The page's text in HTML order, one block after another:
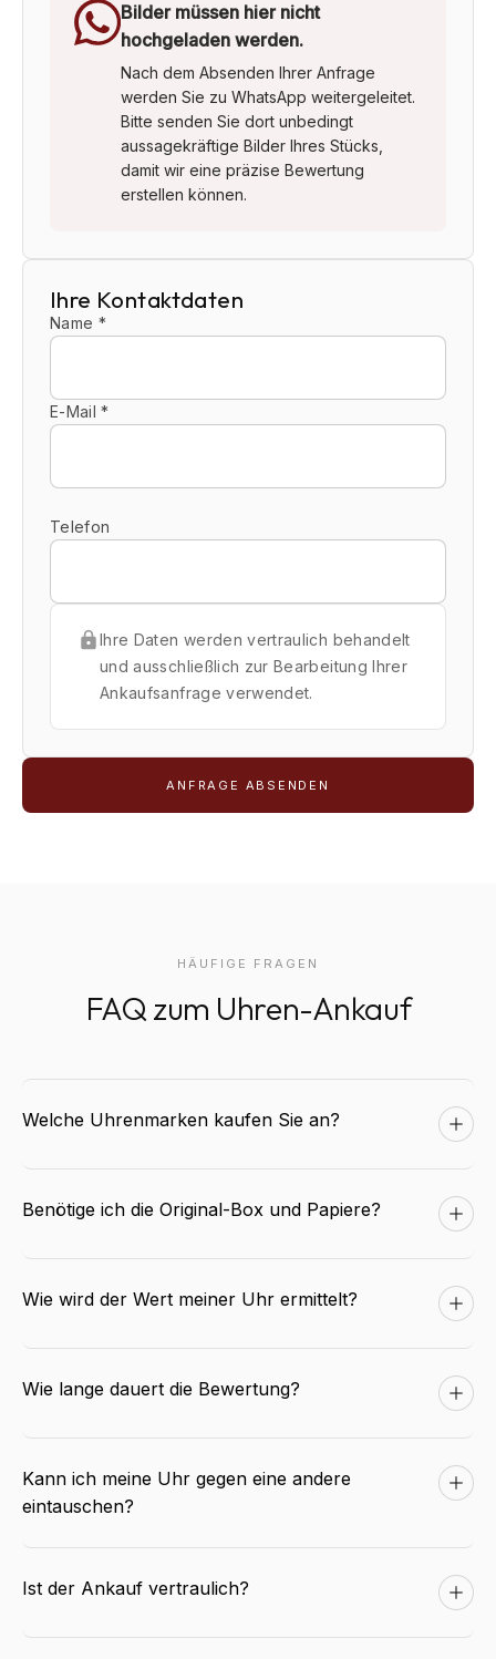
Bilder müssen hier nicht
hochgeladen werden.
Nach dem Absenden Ihrer Anfrage
werden Sie zu WhatsApp weitergeleitet.
Bitte senden Sie dort unbedingt
aussagekräftige Bilder Ihres Stücks,
damit wir eine präzise Bewertung
erstellen können.
Ihre Kontaktdaten
Name *
E-Mail *
Telefon
Ihre Daten werden vertraulich behandelt
und ausschließlich zur Bearbeitung Ihrer
Ankaufsanfrage verwendet.
ANFRAGE ABSENDEN
HÄUFIGE FRAGEN
FAQ zum Uhren-Ankauf
Welche Uhrenmarken kaufen Sie an?
Benötige ich die Original-Box und Papiere?
Wie wird der Wert meiner Uhr ermittelt?
Wie lange dauert die Bewertung?
Kann ich meine Uhr gegen eine andere
eintauschen?
Ist der Ankauf vertraulich?